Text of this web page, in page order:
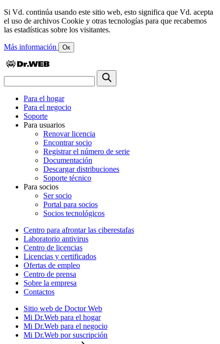
Si Vd. continúa usando este sitio web, esto significa que Vd. acepta
el uso de archivos Cookie y otras tecnologías para que recabemos
las estadísticas sobre los visitantes.
Más información Ок
Para el hogar
Para el negocio
Soporte
Para usuarios
Renovar licencia
Encontrar socio
Registrar el número de serie
Documentación
Descargar distribuciones
Soporte técnico
Para socios
Ser socio
Portal para socios
Socios tecnológicos
Centro para afrontar las ciberestafas
Laboratorio antivirus
Centro de licencias
Licencias y certificados
Ofertas de empleo
Centro de prensa
Sobre la empresa
Contactos
Sitio web de Doctor Web
Mi Dr.Web para el hogar
Mi Dr.Web para el negocio
Mi Dr.Web por suscripción